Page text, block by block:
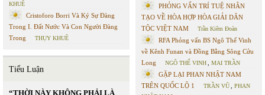
KHUÊ
Cristoforo Borri Và Ký Sự Đàng
Trong I. Đất Nước Và Con Người Đàng
Trong
THỤY KHUÊ
Tiểu Luận
“THỜI NÀY KHÔNG PHẢI LÀ
PHỎNG VẤN TRÍ TUỆ NHÂN
TẠO VỀ HÒA HỢP HÒA GIẢI DÂN
TỘC VIỆT NAM
Trần Kiêm Đoàn
RFA Phỏng vấn BS Ngô Thế Vinh
về Kênh Funan và Đồng Bằng Sông Cửu
Long
NGÔ THẾ VINH, MAI TRẦN
GẶP LẠI PHAN NHẬT NAM
TRÊN QUỐC LỘ 1
TRẦN VŨ, PHAN